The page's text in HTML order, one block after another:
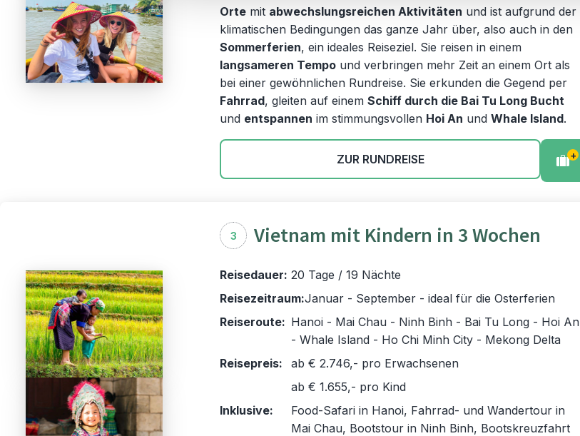
Orte mit abwechslungsreichen Aktivitäten und ist aufgrund der
klimatischen Bedingungen das ganze Jahr über, also auch in den
Sommerferien, ein ideales Reiseziel. Sie reisen in einem
langsameren Tempo und verbringen mehr Zeit an einem Ort als
bei einer gewöhnlichen Rundreise. Sie erkunden die Gegend per
Fahrrad, gleiten auf einem Schiff durch die Bai Tu Long Bucht
und entspannen im stimmungsvollen Hoi An und Whale Island.
ZUR RUNDREISE +
3 Vietnam mit Kindern in 3 Wochen
Reisedauer: 20 Tage / 19 Nächte
Reisezeitraum:Januar - September - ideal für die Osterferien
Reiseroute: Hanoi - Mai Chau - Ninh Binh - Bai Tu Long - Hoi An
- Whale Island - Ho Chi Minh City - Mekong Delta
Reisepreis:
ab € 2.746,- pro Erwachsenen
ab € 1.655,- pro Kind
Inklusive:
Food-Safari in Hanoi, Fahrrad- und Wandertour in
Mai Chau, Bootstour in Ninh Binh, Bootskreuzfahrt